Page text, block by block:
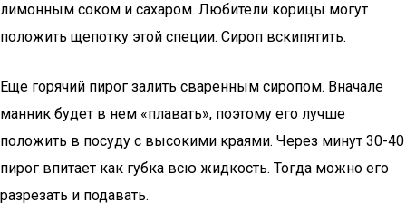
лимонным соком и сахаром. Любители корицы могут
положить щепотку этой специи. Сироп вскипятить.
Еще горячий пирог залить сваренным сиропом. Вначале
манник будет в нем «плавать», поэтому его лучше
положить в посуду с высокими краями. Через минут 30-40
пирог впитает как губка всю жидкость. Тогда можно его
разрезать и подавать.